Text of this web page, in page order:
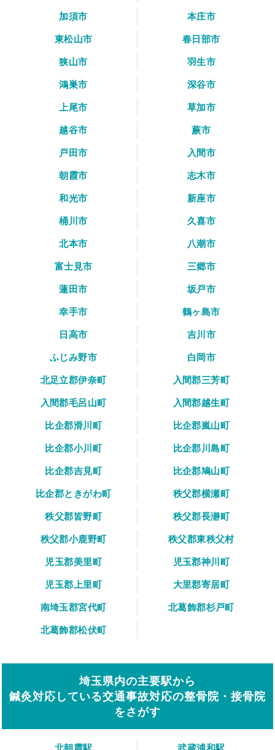
加須市
本庄市
東松山市
春日部市
狭山市
羽生市
鴻巣市
深谷市
上尾市
草加市
越谷市
蕨市
戸田市
入間市
朝霞市
志木市
和光市
新座市
桶川市
久喜市
北本市
八潮市
富士見市
三郷市
蓮田市
坂戸市
幸手市
鶴ヶ島市
日高市
吉川市
ふじみ野市
白岡市
北足立郡伊奈町
入間郡三芳町
入間郡毛呂山町
入間郡越生町
比企郡滑川町
比企郡嵐山町
比企郡小川町
比企郡川島町
比企郡吉見町
比企郡鳩山町
比企郡ときがわ町
秩父郡横瀬町
秩父郡皆野町
秩父郡長瀞町
秩父郡小鹿野町
秩父郡東秩父村
児玉郡美里町
児玉郡神川町
児玉郡上里町
大里郡寄居町
南埼玉郡宮代町
北葛飾郡杉戸町
北葛飾郡松伏町
埼玉県内の主要駅から
鍼灸対応している交通事故対応の整骨院・接骨院
をさがす
北朝霞駅 武蔵浦和駅